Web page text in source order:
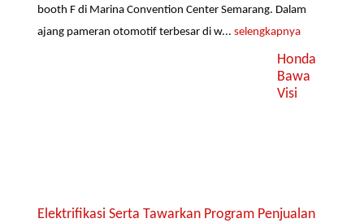
booth F di Marina Convention Center Semarang. Dalam
ajang pameran otomotif terbesar di w...selengkapnya
Honda
Bawa
Visi
Elektrifikasi Serta Tawarkan Program Penjualan